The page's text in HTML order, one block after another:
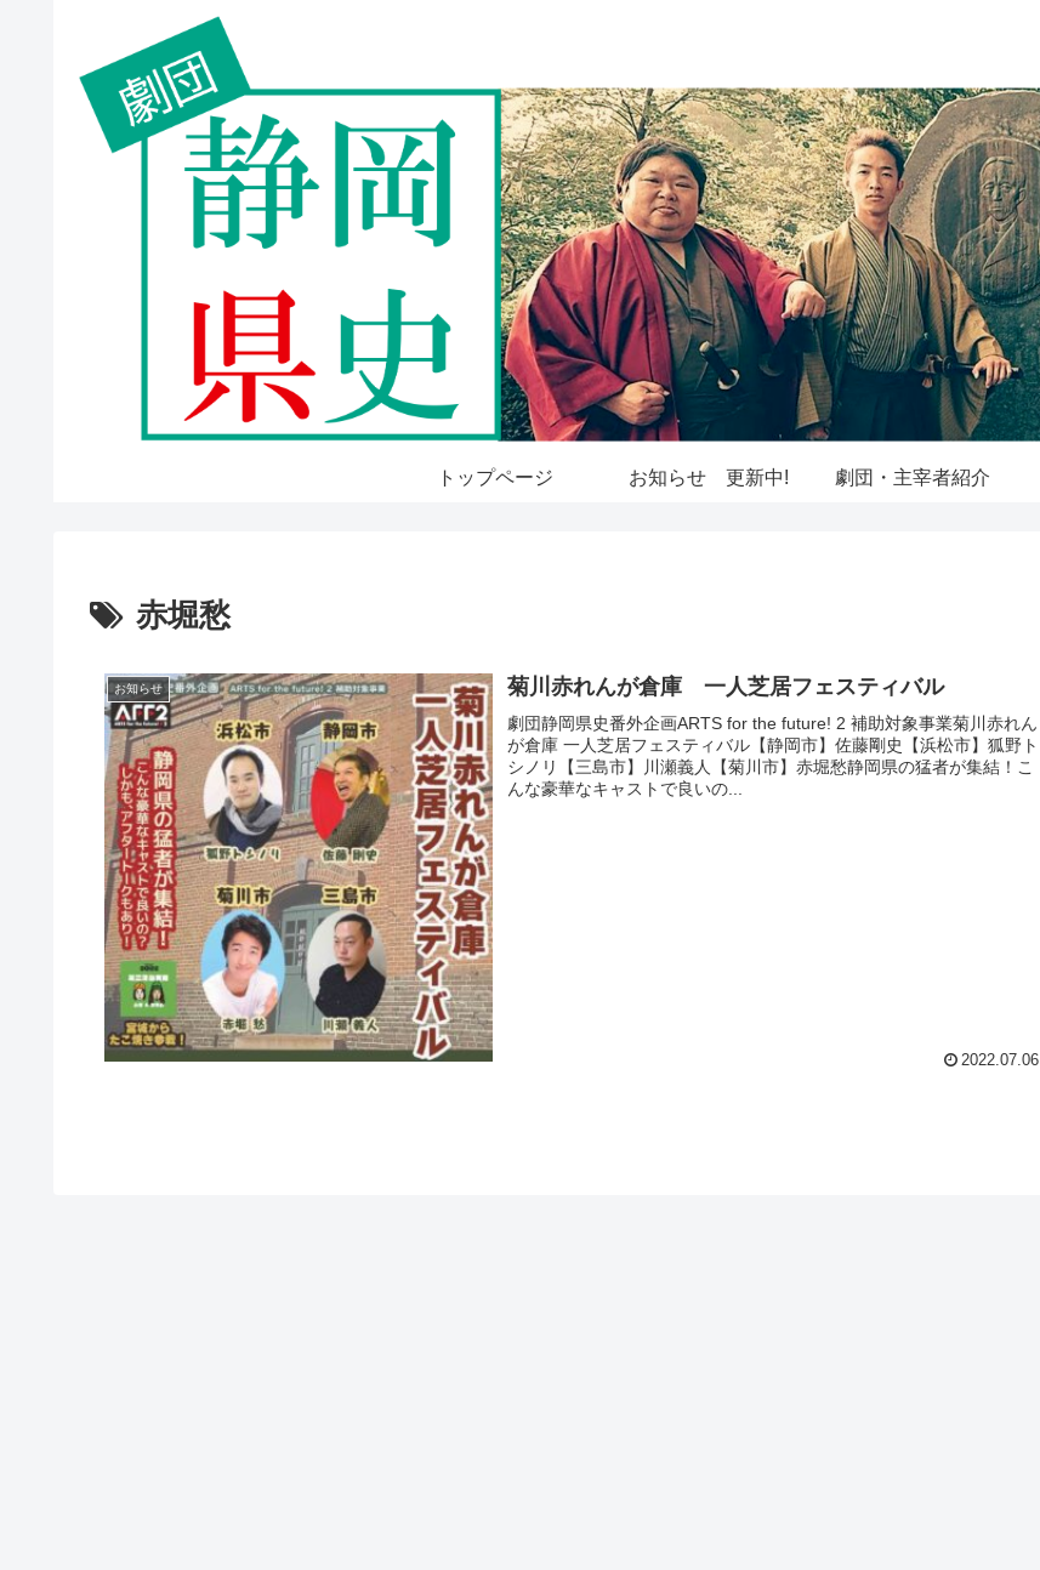
トップページ お知らせ 更新中! 劇団・主宰者紹介
赤堀愁
お知らせ 菊川赤れんが倉庫 一人芝居フェスティバル
劇団静岡県史番外企画ARTS for the future! 2 補助対象事業菊川赤れん
が倉庫 一人芝居フェスティバル【静岡市】佐藤剛史【浜松市】狐野ト
シノリ【三島市】川瀬義人【菊川市】赤堀愁静岡県の猛者が集結！こ
んな豪華なキャストで良いの...
2022.07.06